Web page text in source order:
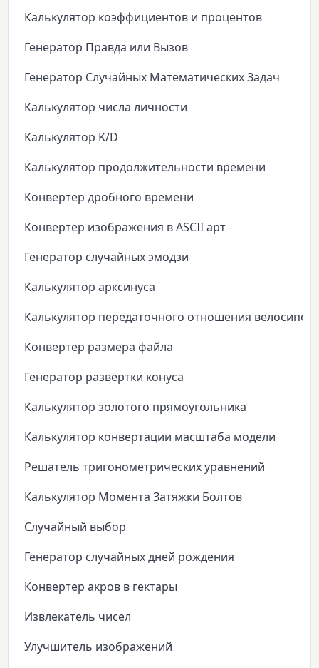
Калькулятор коэффициентов и процентов
Генератор Правда или Вызов
Генератор Случайных Математических Задач
Калькулятор числа личности
Калькулятор K/D
Калькулятор продолжительности времени
Конвертер дробного времени
Конвертер изображения в ASCII арт
Генератор случайных эмодзи
Калькулятор арксинуса
Калькулятор передаточного отношения
Конвертер размера файла
Генератор развёртки конуса
Калькулятор золотого прямоугольника
Калькулятор конвертации масштаба модели
Решатель тригонометрических уравнений
Калькулятор Момента Затяжки Болтов
Случайный выбор
Генератор случайных дней рождения
Конвертер акров в гектары
Извлекатель чисел
Улучшитель изображений